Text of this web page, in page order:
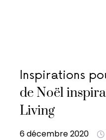
Inspirations
de Noël
Living
6 décembre 2020